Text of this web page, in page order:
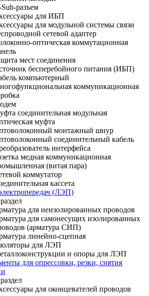
разъем
для ИБП
для модульной системы связи
сетевой адаптер
оптическая коммутационная
мест соединения
бесперебойного питания (ИБП)
компьютерный
коммуникационная
соединительная модульная
муфта
монтажный шнур
соединительный кабель
интерфейса
медная коммуникационная
(витая пара)
коммутатор
кассета
(ЛЭП)
для неизолированных проводов
для самонесущих изолированных
(арматура СИП)
линейно-сцепная
для ЛЭП
и опоры для ЛЭП
для опрессовки, резки, снятия
для оконцевателей проводов